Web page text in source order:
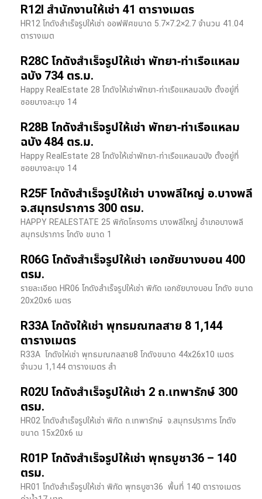
R12I สำนักงานให้เช่า 41 ตารางเมตร
HR12 โกดังสำเร็จรูปให้เช่า ออฟฟิศขนาด 5.7×7.2×2.7 จำนวน 41.04
ตารางเมต
R28C โกดังสำเร็จรูปให้เช่า พัทยา-ท่าเรือแหลม
ฉบัง 734 ตร.ม.
Happy RealEstate 28 โกดังให้เช่าพัทยา-ท่าเรือแหลมฉบัง ตั้งอยู่ที่
ซอยบางละมุง 14
R28B โกดังสำเร็จรูปให้เช่า พัทยา-ท่าเรือแหลม
ฉบัง 484 ตร.ม.
Happy RealEstate 28 โกดังให้เช่าพัทยา-ท่าเรือแหลมฉบัง ตั้งอยู่ที่
ซอยบางละมุง 14
R25F โกดังสำเร็จรูปให้เช่า บางพลีใหญ่ อ.บางพลี
จ.สมุทรปราการ 300 ตรม.
HAPPY REALESTATE 25 พิกัดโครงการ บางพลีใหญ่ อำเภอบางพลี
สมุทรปราการ โกดัง ขนาด 1
R06G โกดังสำเร็จรูปให้เช่า เอกชัยบางบอน 400
ตรม.
รายละเอียด HR06 โกดังสำเร็จรูปให้เช่า พิกัด เอกชัยบางบอน โกดัง ขนาด
20x20x6 เมตร
R33A โกดังให้เช่า พุทธมณฑลสาย 8 1,144
ตารางเมตร
R33A โกดังให่เช่า พุทธมณฑลสาย8 โกดังขนาด 44x26x10 เมตร
จำนวน 1,144 ตารางเมตร สำ
R02U โกดังสำเร็จรูปให้เช่า 2 ถ.เทพารักษ์ 300
ตรม.
HR02 โกดังสำเร็จรูปให้เช่า พิกัด ถ.เทพารักษ์ จ.สมุทรปราการ โกดัง
ขนาด 15x20x6 เม
R01P โกดังสำเร็จรูปให้เช่า พุทธบูชา36 – 140
ตรม.
HR01 โกดังสำเร็จรูปให้เช่า พิกัด พุทธบูชา36 พื้นที่ 140 ตารางเมตร